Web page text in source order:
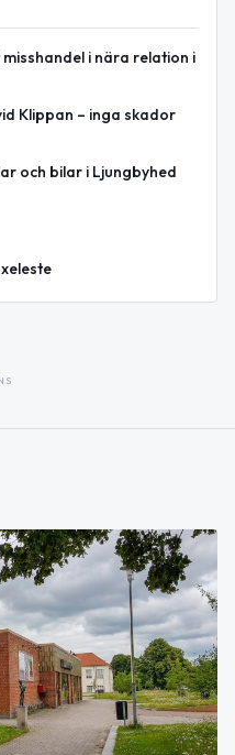
i nära relation i
Klippan – inga skador
och bilar i Ljungbyhed